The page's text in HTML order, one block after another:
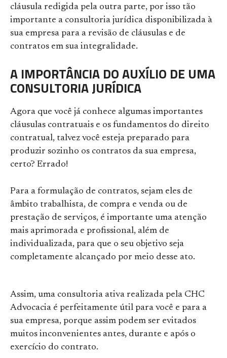
cláusula redigida pela outra parte, por isso tão
importante a consultoria jurídica disponibilizada à
sua empresa para a revisão de cláusulas e de
contratos em sua integralidade.
A IMPORTÂNCIA DO AUXÍLIO DE UMA
CONSULTORIA JURÍDICA
Agora que você já conhece algumas importantes
cláusulas contratuais e os fundamentos do direito
contratual, talvez você esteja preparado para
produzir sozinho os contratos da sua empresa,
certo? Errado!
Para a formulação de contratos, sejam eles de
âmbito trabalhista, de compra e venda ou de
prestação de serviços, é importante uma atenção
mais aprimorada e profissional, além de
individualizada, para que o seu objetivo seja
completamente alcançado por meio desse ato.
Assim, uma consultoria ativa realizada pela CHC
Advocacia é perfeitamente útil para você e para a
sua empresa, porque assim podem ser evitados
muitos inconvenientes antes, durante e após o
exercício do contrato.